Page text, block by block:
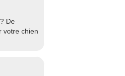
De
votre chien